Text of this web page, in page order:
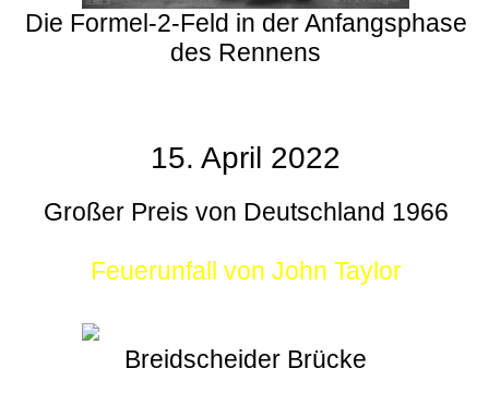
Die Formel-2-Feld in der Anfangsphase
des Rennens
15. April 2022
Großer Preis von Deutschland 1966
Feuerunfall von John Taylor
Breidscheider Brücke